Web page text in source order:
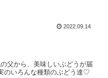
2022.09.14
父から、美味しいぶどうが届
のいろんな種類のぶどう達♡